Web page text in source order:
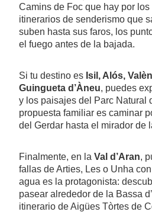
Camins de Foc que hay por
itinerarios de senderismo que
suben hasta sus faros, los
el fuego antes de la bajada.
Si tu destino es Isil, Alós,
Guingueta d’Àneu, puedes
y los paisajes del Parc Natural
propuesta familiar es caminar
del Gerdar hasta el mirador de
Finalmente, en la Val d’Aran,
fallas de Arties, Les o Unha
agua es la protagonista:
pasear alrededor de la Bassa
itinerario de Aigües Tòrtes de